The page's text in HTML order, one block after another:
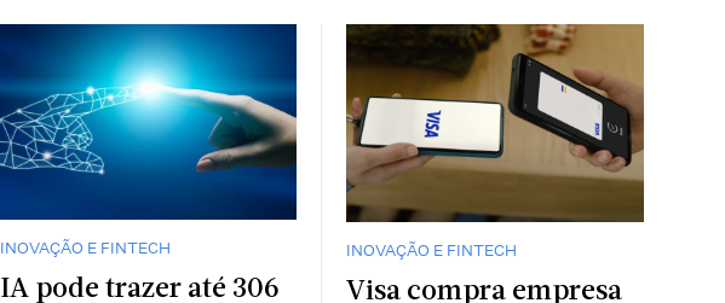
INOVAÇÃO E FINTECH
IA pode trazer até 306
INOVAÇÃO E FINTECH
Visa compra empresa